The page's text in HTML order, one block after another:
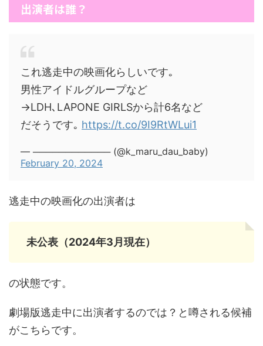
出演者は誰？
これ逃走中の映画化らしいです｡
男性アイドルグループなど
→LDH､LAPONE GIRLSから計6名など
だそうです｡ https://t.co/9I9RtWLui1
— ──────────── (@k_maru_dau_baby)
February 20, 2024
逃走中の映画化の出演者は
未公表（2024年3月現在）
の状態です。
劇場版逃走中に出演者するのでは？と噂される候補
がこちらです。